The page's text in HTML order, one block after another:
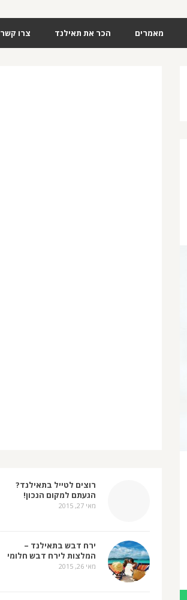
מאמרים הכר את תאילנד צרו קשר
רוצים לטייל בתאילנד?
הגעתם למקום הנכון!
מאי 27, 2015
ירח דבש בתאילנד –
המלצות לירח דבש חלומי
מאי 26, 2015